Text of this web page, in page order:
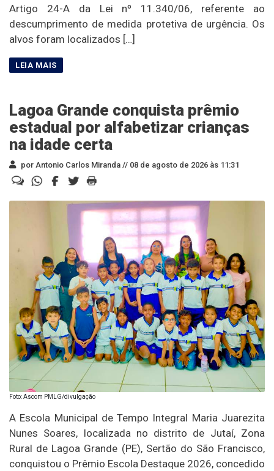
Artigo 24-A da Lei nº 11.340/06, referente ao
descumprimento de medida protetiva de urgência. Os
alvos foram localizados […]
Lagoa Grande conquista prêmio
estadual por alfabetizar crianças
na idade certa
por Antonio Carlos Miranda // 08 de agosto de 2026 às 11:31
Foto: Ascom PMLG/divulgação
A Escola Municipal de Tempo Integral Maria Juarezita
Nunes Soares, localizada no distrito de Jutaí, Zona
Rural de Lagoa Grande (PE), Sertão do São Francisco,
conquistou o Prêmio Escola Destaque 2026, concedido